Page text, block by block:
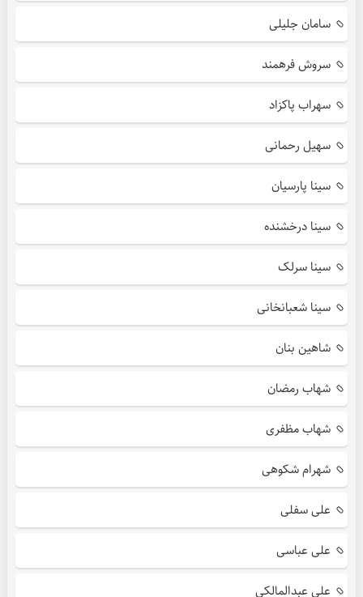
سامان جلیلی
سروش فرهمند
سهراب پاکزاد
سهیل رحمانی
سینا پارسیان
سینا درخشنده
سینا سرلک
سینا شعبانخانی
شاهین بنان
شهاب رمضان
شهاب مظفری
شهرام شکوهی
علی سفلی
علی عباسی
علی عبدالمالکی